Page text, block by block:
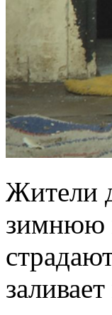
Жители
зимнюю